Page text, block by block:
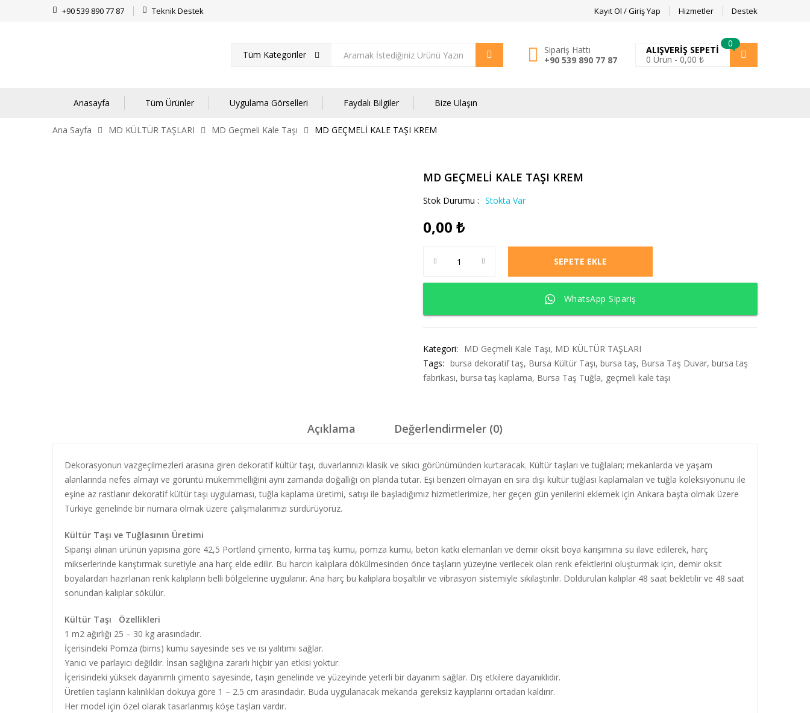
+90 539 890 77 87 Teknik Destek Kayıt Ol / Giriş Yap Hizmetler Destek
Tüm Kategoriler
Sipariş Hattı
+90 539 890 77 87
0
ALIŞVERIŞ SEPETI
0 Ürün - 0,00 ₺
Anasayfa Tüm Ürünler Uygulama Görselleri Faydalı Bilgiler Bize Ulaşın
Ana Sayfa MD KÜLTÜR TAŞLARI MD Geçmeli Kale Taşı MD GEÇMELİ KALE TAŞI KREM
MD GEÇMELİ KALE TAŞI KREM
Stok Durumu : Stokta Var
0,00 ₺
SEPETE EKLE
WhatsApp Sipariş
Kategori: MD Geçmeli Kale Taşı, MD KÜLTÜR TAŞLARI
Tags: bursa dekoratif taş, Bursa Kültür Taşı, bursa taş, Bursa Taş Duvar, bursa taş
fabrikası, bursa taş kaplama, Bursa Taş Tuğla, geçmeli kale taşı
Açıklama Değerlendirmeler (0)
Dekorasyonun vazgeçilmezleri arasına giren dekoratif kültür taşı, duvarlarınızı klasik ve sıkıcı görünümünden kurtaracak. Kültür taşları ve tuğlaları; mekanlarda ve yaşam
alanlarında nefes almayı ve görüntü mükemmelliğini aynı zamanda doğallığı ön planda tutar. Eşi benzeri olmayan en sıra dışı kültür tuğlası kaplamaları ve tuğla koleksiyonunu ile
eşine az rastlanır dekoratif kültür taşı uygulaması, tuğla kaplama üretimi, satışı ile başladığımız hizmetlerimize, her geçen gün yenilerini eklemek için Ankara başta olmak üzere
Türkiye genelinde bir numara olmak üzere çalışmalarımızı sürdürüyoruz.
Kültür Taşı ve Tuğlasının Üretimi
Siparişi alınan ürünün yapısına göre 42,5 Portland çimento, kırma taş kumu, pomza kumu, beton katkı elemanları ve demir oksit boya karışımına su ilave edilerek, harç
mikserlerinde karıştırmak suretiyle ana harç elde edilir. Bu harcın kalıplara dökülmesinden önce taşların yüzeyine verilecek olan renk efektlerini oluşturmak için, demir oksit
boyalardan hazırlanan renk kalıpların belli bölgelerine uygulanır. Ana harç bu kalıplara boşaltılır ve vibrasyon sistemiyle sıkılaştırılır. Doldurulan kalıplar 48 saat bekletilir ve 48 saat
sonundan kalıplar sökülür.
Kültür Taşı Özellikleri
1 m2 ağırlığı 25 – 30 kg arasındadır.
İçerisindeki Pomza (bims) kumu sayesinde ses ve ısı yalıtımı sağlar.
Yanıcı ve parlayıcı değildir. İnsan sağlığına zararlı hiçbir yan etkisi yoktur.
İçerisindeki yüksek dayanımlı çimento sayesinde, taşın genelinde ve yüzeyinde yeterli bir dayanım sağlar. Dış etkilere dayanıklıdır.
Üretilen taşların kalınlıkları dokuya göre 1 – 2.5 cm arasındadır. Buda uygulanacak mekanda gereksiz kayıplarını ortadan kaldırır.
Her model için özel olarak tasarlanmış köşe taşları vardır.